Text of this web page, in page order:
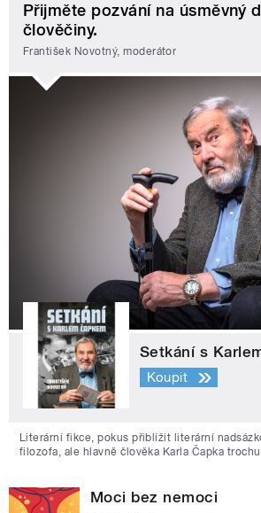
Přijměte pozvání na úsměvný
člověčiny.
František Novotný, moderátor
Setkání s
Koupit
Literární fikce, pokus přiblížit literární
filozofa, ale hlavně člověka Karla Čapka
Moci bez nemoci